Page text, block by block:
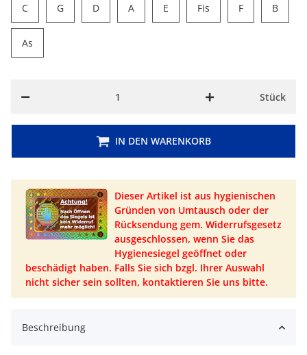
CC GG DD AA E Fis FF BB
As
Stück
IN DEN WARENKORB
Dieser Artikel ist aus hygienischen
Gründen von Umtausch oder der
Rücksendung gem. Widerrufsgesetz
ausgeschlossen, wenn Sie das
Hygienesiegel geöffnet oder
beschädigt haben. Falls Sie sich bzgl. Ihrer Auswahl
nicht sicher sein sollten, kontaktieren Sie uns bitte.
Beschreibung